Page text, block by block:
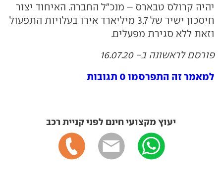
יהיה קרולס טבארס – מנכ"ל החברה. האיחוד יצור
חיסכון ישיר של 3.7 מיליארד אירו בעלויות התפעול
וזאת ללא סגירת מפעלים.
פורסם לראשונה ב- 16.07.20
למאמר זה התפרסמו 0 תגובות
יעוץ מקצועי חינם לפני קניית רכב